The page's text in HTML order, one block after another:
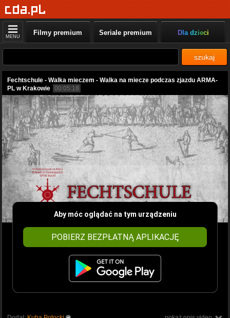
MENU Filmy premium Seriale premium Dla dzieci
szukaj
Fechtschule - Walka mieczem - Walka na miecze podczas zjazdu ARMA-
PL w Krakowie 00:05:18
Aby móc oglądać na tym urządzeniu
POBIERZ BEZPŁATNĄ APLIKACJĘ